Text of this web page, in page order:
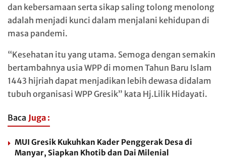
dan kebersamaan serta sikap saling tolong menolong
adalah menjadi kunci dalam menjalani kehidupan di
masa pandemi.
“Kesehatan itu yang utama. Semoga dengan semakin
bertambahnya usia WPP di momen Tahun Baru Islam
1443 hijriah dapat menjadikan lebih dewasa didalam
tubuh organisasi WPP Gresik” kata Hj.Lilik Hidayati.
Baca Juga :
MUI Gresik Kukuhkan Kader Penggerak Desa di
Manyar, Siapkan Khotib dan Dai Milenial